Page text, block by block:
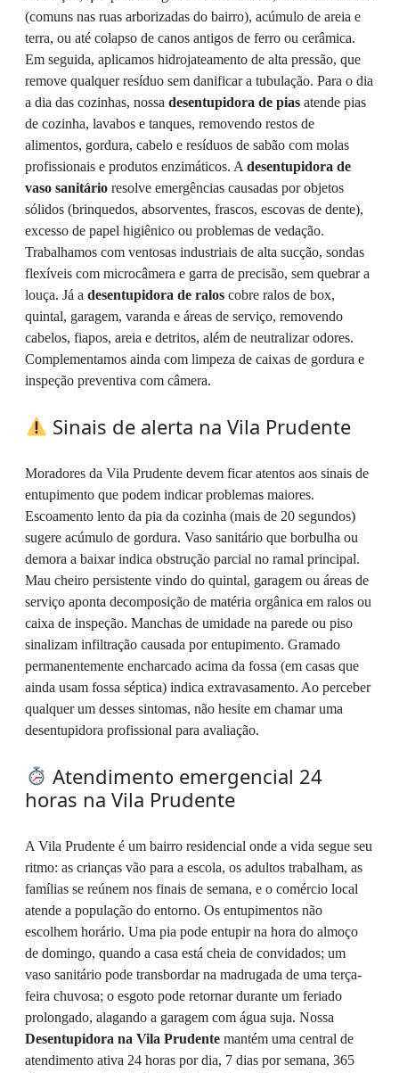
(comuns nas ruas arborizadas do bairro), acúmulo de areia e
terra, ou até colapso de canos antigos de ferro ou cerâmica.
Em seguida, aplicamos hidrojateamento de alta pressão, que
remove qualquer resíduo sem danificar a tubulação. Para o dia
a dia das cozinhas, nossa desentupidora de pias atende pias
de cozinha, lavabos e tanques, removendo restos de
alimentos, gordura, cabelo e resíduos de sabão com molas
profissionais e produtos enzimáticos. A desentupidora de
vaso sanitário resolve emergências causadas por objetos
sólidos (brinquedos, absorventes, frascos, escovas de dente),
excesso de papel higiênico ou problemas de vedação.
Trabalhamos com ventosas industriais de alta sucção, sondas
flexíveis com microcâmera e garra de precisão, sem quebrar a
louça. Já a desentupidora de ralos cobre ralos de box,
quintal, garagem, varanda e áreas de serviço, removendo
cabelos, fiapos, areia e detritos, além de neutralizar odores.
Complementamos ainda com limpeza de caixas de gordura e
inspeção preventiva com câmera.
Sinais de alerta na Vila Prudente
Moradores da Vila Prudente devem ficar atentos aos sinais de
entupimento que podem indicar problemas maiores.
Escoamento lento da pia da cozinha (mais de 20 segundos)
sugere acúmulo de gordura. Vaso sanitário que borbulha ou
demora a baixar indica obstrução parcial no ramal principal.
Mau cheiro persistente vindo do quintal, garagem ou áreas de
serviço aponta decomposição de matéria orgânica em ralos ou
caixa de inspeção. Manchas de umidade na parede ou piso
sinalizam infiltração causada por entupimento. Gramado
permanentemente encharcado acima da fossa (em casas que
ainda usam fossa séptica) indica extravasamento. Ao perceber
qualquer um desses sintomas, não hesite em chamar uma
desentupidora profissional para avaliação.
Atendimento emergencial 24
horas na Vila Prudente
A Vila Prudente é um bairro residencial onde a vida segue seu
ritmo: as crianças vão para a escola, os adultos trabalham, as
famílias se reúnem nos finais de semana, e o comércio local
atende a população do entorno. Os entupimentos não
escolhem horário. Uma pia pode entupir na hora do almoço
de domingo, quando a casa está cheia de convidados; um
vaso sanitário pode transbordar na madrugada de uma terça-
feira chuvosa; o esgoto pode retornar durante um feriado
prolongado, alagando a garagem com água suja. Nossa
Desentupidora na Vila Prudente mantém uma central de
atendimento ativa 24 horas por dia, 7 dias por semana, 365